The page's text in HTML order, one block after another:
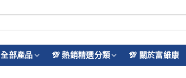
全部產品 💯 熱銷精選分類 💯 關於富維康